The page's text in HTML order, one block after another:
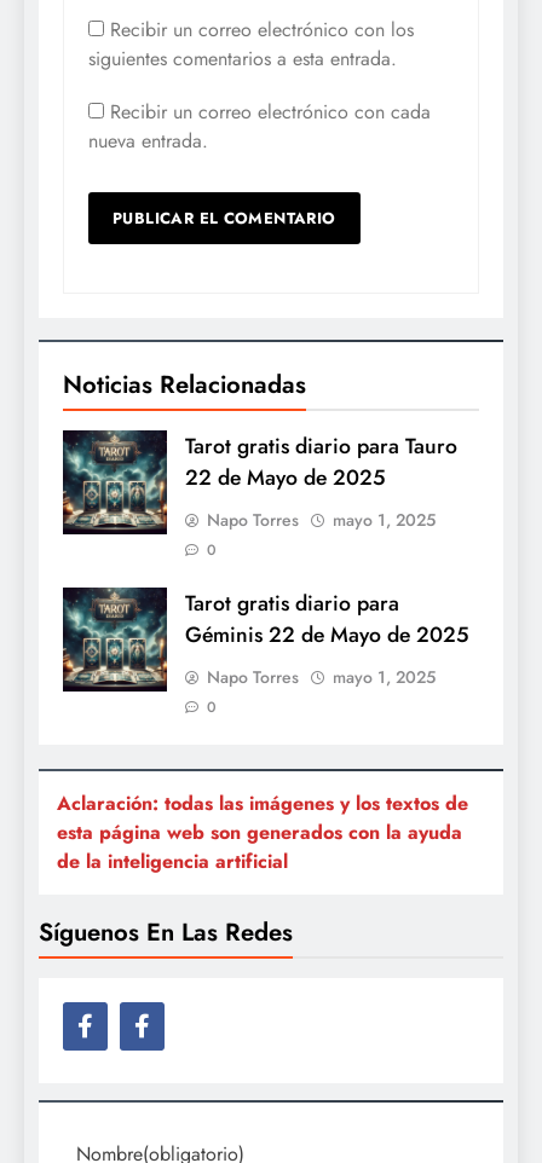
Recibir un correo electrónico con los
siguientes comentarios a esta entrada.
Recibir un correo electrónico con cada
nueva entrada.
Noticias Relacionadas
Tarot gratis diario para Tauro
22 de Mayo de 2025
Napo Torres mayo 1, 2025
0
Tarot gratis diario para
Géminis 22 de Mayo de 2025
Napo Torres mayo 1, 2025
0
Aclaración: todas las imágenes y los textos de
esta página web son generados con la ayuda
de la inteligencia artificial
Síguenos En Las Redes
Nombre(obligatorio)